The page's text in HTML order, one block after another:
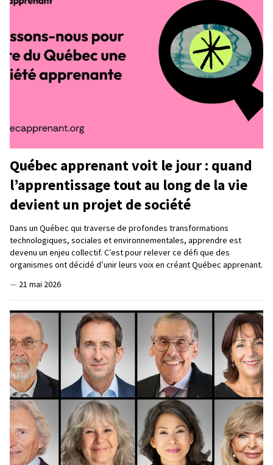
Québec apprenant voit le jour : quand
l’apprentissage tout au long de la vie
devient un projet de société
Dans un Québec qui traverse de profondes transformations
technologiques, sociales et environnementales, apprendre est
devenu un enjeu collectif. C’est pour relever ce défi que des
organismes ont décidé d’unir leurs voix en créant Québec apprenant.
— 21 mai 2026